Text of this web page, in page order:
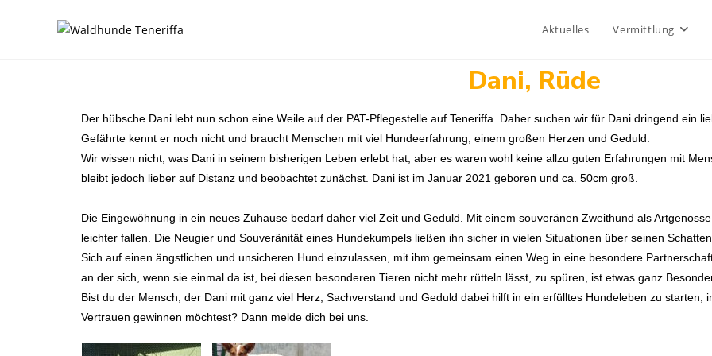
Aktuelles Vermittlung
Dani, Rüde
Der hübsche Dani lebt nun schon eine Weile auf der PAT-Pflegestelle auf Teneriffa. Daher suchen wir für Dani dringend ein
Gefährte kennt er noch nicht und braucht Menschen mit viel Hundeerfahrung, einem großen Herzen und Geduld.
Wir wissen nicht, was Dani in seinem bisherigen Leben erlebt hat, aber es waren wohl keine allzu guten Erfahrungen mit
bleibt jedoch lieber auf Distanz und beobachtet zunächst. Dani ist im Januar 2021 geboren und ca. 50cm groß.
Die Eingewöhnung in ein neues Zuhause bedarf daher viel Zeit und Geduld. Mit einem souveränen Zweithund als
leichter fallen. Die Neugier und Souveränität eines Hundekumpels ließen ihn sicher in vielen Situationen über seinen
Sich auf einen ängstlichen und unsicheren Hund einzulassen, mit ihm gemeinsam einen Weg in eine besondere
an der sich, wenn sie einmal da ist, bei diesen besonderen Tieren nicht mehr rütteln lässt, zu spüren, ist etwas ganz
Bist du der Mensch, der Dani mit ganz viel Herz, Sachverstand und Geduld dabei hilft in ein erfülltes Hundeleben zu starten,
Vertrauen gewinnen möchtest? Dann melde dich bei uns.